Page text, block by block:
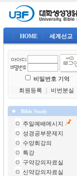
HOME 세계선교
비밀번호 기억
회원등록
비번분실
Bible Study
주일예배메시지
성경공부문제지
수양회강의
특강
구약강의자료실
신약강의자료실